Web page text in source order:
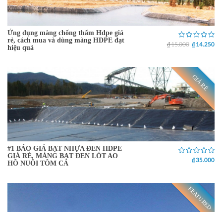
Ứng dụng màng chống thấm Hdpe giá
rẻ, cách mua và dùng màng HDPE đạt
hiệu quả
₫ 15.000 ₫ 14.250
GIÁ RẺ
#1 BÁO GIÁ BẠT NHỰA ĐEN HDPE
GIÁ RẺ, MÀNG BẠT ĐEN LÓT AO
HỒ NUÔI TÔM CÁ
₫ 35.000
FEATURED